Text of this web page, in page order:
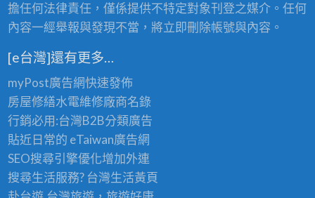
擔任何法律責任，僅係提供不特定對象刊登之媒介。任何
內容一經舉報與發現不當，將立即刪除帳號與內容。
[e台灣]還有更多…
myPost廣告網快速發佈
房屋修繕水電維修廠商名錄
行銷必用:台灣B2B分類廣告
貼近日常的 eTaiwan廣告網
SEO搜尋引擎優化增加外連
搜尋生活服務? 台灣生活黃頁